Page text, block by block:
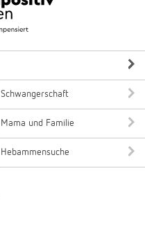
Schwangerschaft
Mama und Familie
Hebammensuche